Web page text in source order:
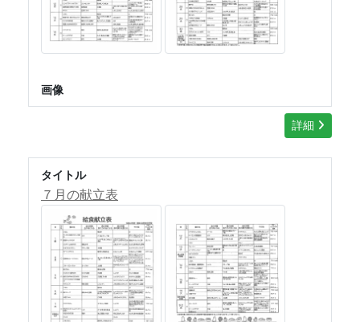
画像
詳細
タイトル
７月の献立表